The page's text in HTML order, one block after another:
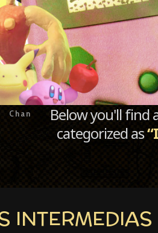
Chan
Below you'll find
categorized as